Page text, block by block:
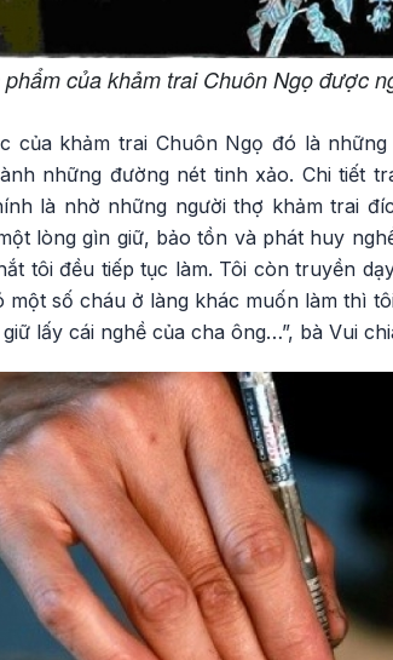
của khảm trai Chuôn Ngọ được
của khảm trai Chuôn Ngọ đó là
những đường nét tinh xảo. Chi tiết
là nhờ những người thợ khảm trai
lòng gìn giữ, bảo tồn và phát huy
tôi đều tiếp tục làm. Tôi còn truyền
một số cháu ở làng khác muốn làm thì
lấy cái nghề của cha ông…”, bà Vui